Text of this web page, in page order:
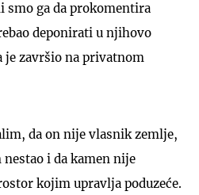
smo ga da prokomentira
deponirati u njihovo
je završio na privatnom
da on nije vlasnik zemlje,
nestao i da kamen nije
kojim upravlja poduzeće.